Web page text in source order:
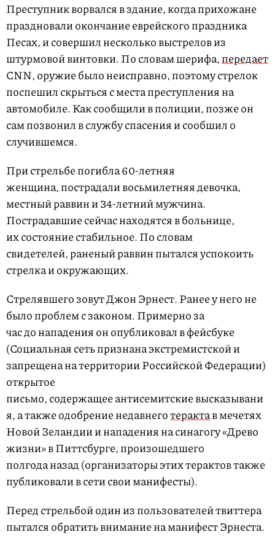
Преступник ворвался в здание, когда прихожане
праздновали окончание еврейского праздника
Песах, и совершил несколько выстрелов из
штурмовой винтовки. По словам шерифа,передает
CNN, оружие было неисправно, поэтому стрелок
поспешил скрыться с места преступления на
автомобиле. Как сообщили в полиции, позже он
сам позвонил в службу спасения и сообшил о
случившемся.
При стрельбе погибла 60-летняя
женщина, пострадали восьмилетняя девочка,
местный раввин и 34-летний мужчина.
Пострадавшие сейчас находятся в больнице,
их состояние стабильное. По словам
свидетелей, раненый раввин пытался успокоить
стрелка и окружающих.
Стрелявшего зовут Джон Эрнест. Ранее у него не
было проблем с законом. Примерно за
час до нападения он опубликовал в фейсбуке
(Социальная сеть признана экстремистской и
запрещена на территории Российской Федерации)
открытое
письмо, содержащее антисемитские высказывани
я, а также одобрение недавнеготерактав мечетях
Новой Зеландии и нападения на синагогу «Древо
жизни» в Питтсбурге, произошедшего
полгода назад (организаторы этих терактов также
публиковали в сети свои манифесты).
Перед стрельбой один из пользователей твиттера
пытался обратить внимание на манифест Эрнеста.